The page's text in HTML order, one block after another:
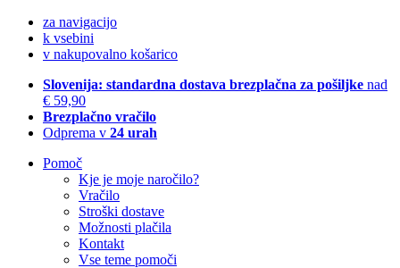
za navigacijo
k vsebini
v nakupovalno košarico
Slovenija: standardna dostava brezplačna za pošiljke nad
€ 59,90
Brezplačno vračilo
Odprema v 24 urah
Pomoč
Kje je moje naročilo?
Vračilo
Stroški dostave
Možnosti plačila
Kontakt
Vse teme pomoči